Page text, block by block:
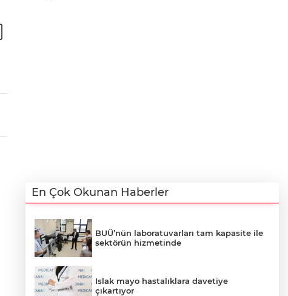
En Çok Okunan Haberler
BUÜ’nün laboratuvarları tam kapasite ile
sektörün hizmetinde
Islak mayo hastalıklara davetiye
çıkartıyor